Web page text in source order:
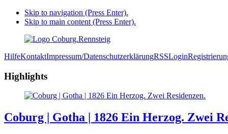
Skip to navigation (Press Enter).
Skip to main content (Press Enter).
HilfeKontaktImpressum/DatenschutzerklärungRSSLogin
Highlights
Coburg | Gotha | 1826 Ein Herzog. Zwei